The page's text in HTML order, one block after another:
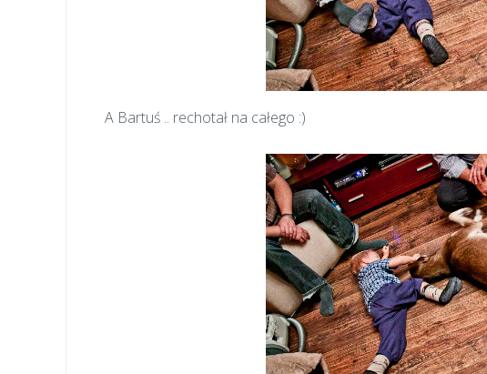
A Bartuś .. rechotał na całego :)